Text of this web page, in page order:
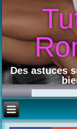
Des astuces